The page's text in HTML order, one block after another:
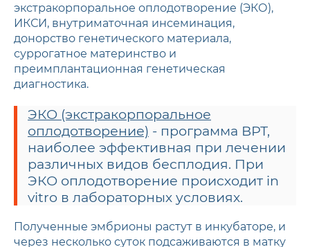
экстракорпоральное оплодотворение (ЭКО),
ИКСИ, внутриматочная инсеминация,
донорство генетического материала,
суррогатное материнство и
преимплантационная генетическая
диагностика.
ЭКО (экстракорпоральное
оплодотворение) - программа ВРТ,
наиболее эффективная при лечении
различных видов бесплодия. При
ЭКО оплодотворение происходит in
vitro в лабораторных условиях.
Полученные эмбрионы растут в инкубаторе, и
через несколько суток подсаживаются в матку